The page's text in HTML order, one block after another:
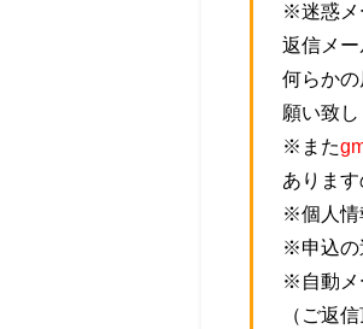
※迷惑メ
返信メー
何らか
願い致し
※また
ありま
※個人情
※申込の
※自動メ
（ご返